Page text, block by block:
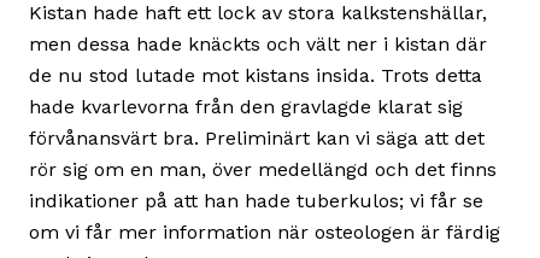
Kistan hade haft ett lock av stora kalkstenshällar,
men dessa hade knäckts och vält ner i kistan där
de nu stod lutade mot kistans insida. Trots detta
hade kvarlevorna från den gravlagde klarat sig
förvånansvärt bra. Preliminärt kan vi säga att det
rör sig om en man, över medellängd och det finns
indikationer på att han hade tuberkulos; vi får se
om vi får mer information när osteologen är färdig